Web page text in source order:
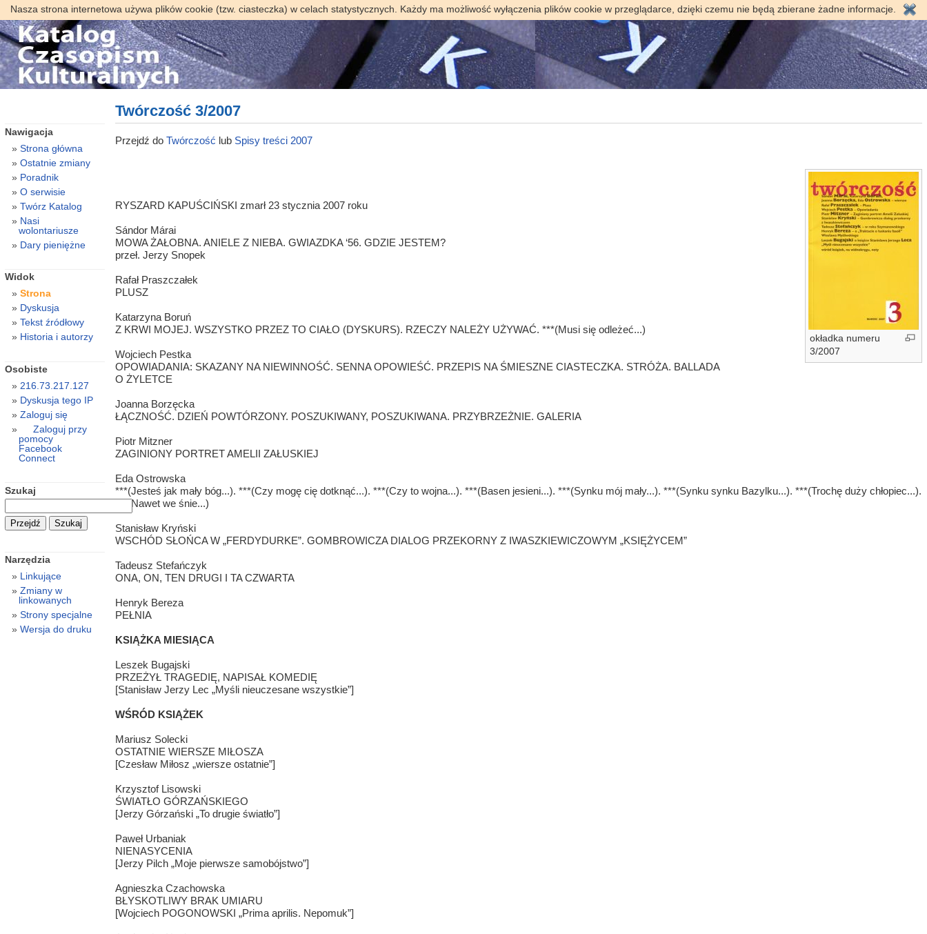
Nasza strona internetowa używa plików cookie (tzw. ciasteczka) w celach statystycznych. Każdy ma możliwość wyłączenia plików cookie w przeglądarce, dzięki czemu nie będą zbierane żadne informacje.
Twórczość 3/2007
Przejdź do Twórczość lub Spisy treści 2007
okładka numeru
3/2007
RYSZARD KAPUŚCIŃSKI zmarł 23 stycznia 2007 roku
Sándor Márai
MOWA ŻAŁOBNA. ANIELE Z NIEBA. GWIAZDKA ‘56. GDZIE JESTEM?
przeł. Jerzy Snopek
Rafał Praszczałek
PLUSZ
Katarzyna Boruń
Z KRWI MOJEJ. WSZYSTKO PRZEZ TO CIAŁO (DYSKURS). RZECZY NALEŻY UŻYWAĆ. ***(Musi się odleżeć...)
Wojciech Pestka
OPOWIADANIA: SKAZANY NA NIEWINNOŚĆ. SENNA OPOWIEŚĆ. PRZEPIS NA ŚMIESZNE CIASTECZKA. STRÓŻA. BALLADA
O ŻYLETCE
Joanna Borzęcka
ŁĄCZNOŚĆ. DZIEŃ POWTÓRZONY. POSZUKIWANY, POSZUKIWANA. PRZYBRZEŻNIE. GALERIA
Piotr Mitzner
ZAGINIONY PORTRET AMELII ZAŁUSKIEJ
Eda Ostrowska
***(Jesteś jak mały bóg...). ***(Czy mogę cię dotknąć...). ***(Czy to wojna...). ***(Basen jesieni...). ***(Synku mój mały...). ***(Synku synku Bazylku...). ***(Trochę duży chłopiec...).
***(Nawet we śnie...)
Stanisław Kryński
WSCHÓD SŁOŃCA W „FERDYDURKE”. GOMBROWICZA DIALOG PRZEKORNY Z IWASZKIEWICZOWYM „KSIĘŻYCEM”
Tadeusz Stefańczyk
ONA, ON, TEN DRUGI I TA CZWARTA
Henryk Bereza
PEŁNIA
KSIĄŻKA MIESIĄCA
Leszek Bugajski
PRZEŻYŁ TRAGEDIĘ, NAPISAŁ KOMEDIĘ
[Stanisław Jerzy Lec „Myśli nieuczesane wszystkie”]
WŚRÓD KSIĄŻEK
Mariusz Solecki
OSTATNIE WIERSZE MIŁOSZA
[Czesław Miłosz „wiersze ostatnie”]
Krzysztof Lisowski
ŚWIATŁO GÓRZAŃSKIEGO
[Jerzy Górzański „To drugie światło”]
Paweł Urbaniak
NIENASYCENIA
[Jerzy Pilch „Moje pierwsze samobójstwo”]
Agnieszka Czachowska
BŁYSKOTLIWY BRAK UMIARU
[Wojciech POGONOWSKI „Prima aprilis. Nepomuk”]
Nawigacja
Strona główna
Ostatnie zmiany
Poradnik
O serwisie
Twórz Katalog
Nasi
wolontariusze
Dary pieniężne
Widok
Strona
Dyskusja
Tekst źródłowy
Historia i autorzy
Osobiste
216.73.217.127
Dyskusja tego IP
Zaloguj się
Zaloguj przy
pomocy
Facebook
Connect
Szukaj
Narzędzia
Linkujące
Zmiany w
linkowanych
Strony specjalne
Wersja do druku